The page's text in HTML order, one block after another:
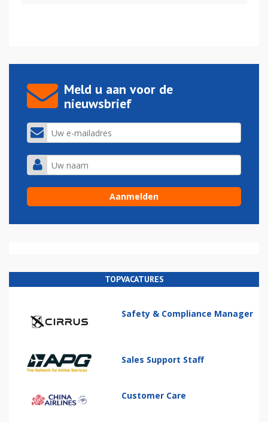
Meld u aan voor de
nieuwsbrief
TOPVACATURES
Safety & Compliance Manager
Sales Support Staff
Customer Care